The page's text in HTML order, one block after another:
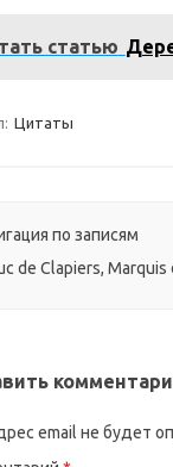
статью
Цитаты
по записям
de Clapiers,
email не будет